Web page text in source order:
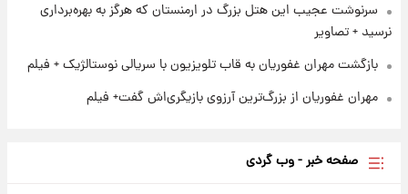
سرنوشت عجیب این هتل بزرگ در ارمنستان که هرگز به بهره‌برداری
نرسید + تصاویر
بازگشت مهران غفوریان به قاب تلویزیون با سریالی نوستالژیک + فیلم
مهران غفوریان از بزرگ‌ترین آرزوی بازیگری‌اش گفت+ فیلم
صفحه خبر - وب گردی